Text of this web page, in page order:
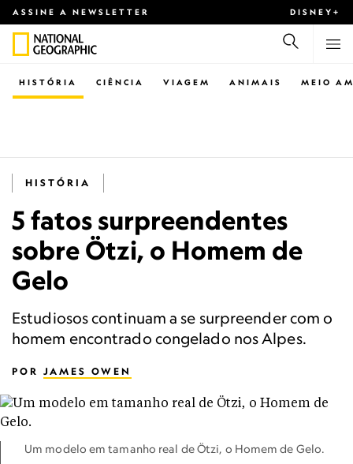
ASSINE A NEWSLETTER DISNEY+
CIÊNCIA VIAGEM ANIMAIS
HISTÓRIA MEIO
HISTÓRIA
5 fatos surpreendentes
sobre Ötzi, o Homem de
Gelo
Estudiosos continuam a se surpreender com o
homem encontrado congelado nos Alpes.
POR JAMES OWEN
Um modelo em tamanho real de Ötzi, o Homem de Gelo.